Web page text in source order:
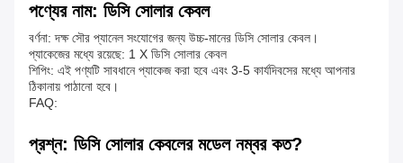
পণ্যের নাম: ডিসি সোলার কেবল
বর্ণনা: দক্ষ সৌর প্যানেল সংযোগের জন্য উচ্চ-মানের ডিসি সোলার কেবল।
প্যাকেজের মধ্যে রয়েছে: 1 X ডিসি সোলার কেবল
শিপিং: এই পণ্যটি সাবধানে প্যাকেজ করা হবে এবং 3-5 কার্যদিবসের মধ্যে আপনার
ঠিকানায় পাঠানো হবে।
FAQ:
প্রশ্ন: ডিসি সোলার কেবলের মডেল নম্বর কত?